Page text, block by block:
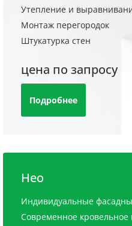
Утепление и
Монтаж перегородок
Штукатурка стен
цена по запросу
Подробнее
Нео
Индивидуальные
Современное кровельное